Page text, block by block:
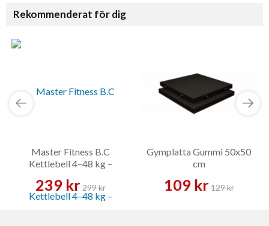
Rekommenderat för dig
Master Fitness B.C
Kettlebell 4–48 kg –
239 kr299 kr
Gymplatta Gummi 50x50
cm
109 kr129 kr